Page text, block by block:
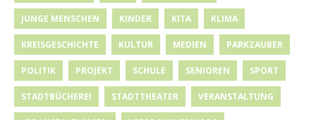
JUNGE MENSCHEN KINDER KITA KLIMA
KREISGESCHICHTE KULTUR MEDIEN PARKZAUBER
POLITIK PROJEKT SCHULE SENIOREN SPORT
STADTBÜCHEREI STADTTHEATER VERANSTALTUNG